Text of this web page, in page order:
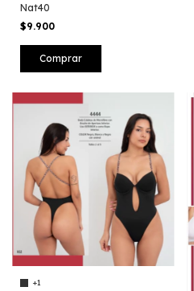
Nat40
$9.900
Comprar
+1